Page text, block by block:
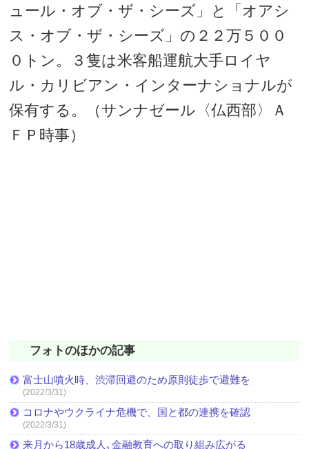
ュール・オブ・ザ・シーズ」と「オアシ
ス・オブ・ザ・シーズ」の２２万５００
０トン。３隻は米客船運航大手ロイヤ
ル・カリビアン・インターナショナルが
保有する。（サンナゼール〈仏西部〉Ａ
ＦＰ時事）
フォトのほかの記事
富士山噴火時、渋滞回避のため原則徒歩で避難を
(2022/3/31)
コロナやウクライナ危機で、国と都の連携を確認
(2022/3/31)
来月から18歳成人､金融教育への取り組み広がる